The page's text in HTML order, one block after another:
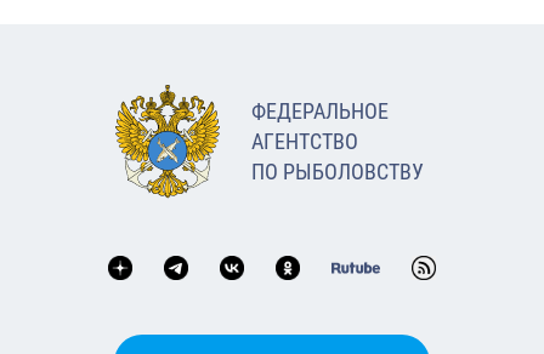
ФЕДЕРАЛЬНОЕ
АГЕНТСТВО
ПО РЫБОЛОВСТВУ